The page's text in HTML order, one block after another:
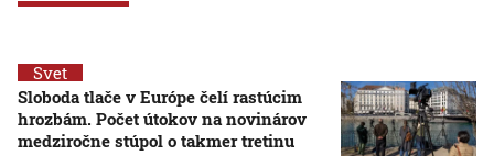
Svet
Sloboda tlače v Európe čelí rastúcim
hrozbám. Počet útokov na novinárov
medziročne stúpol o takmer tretinu